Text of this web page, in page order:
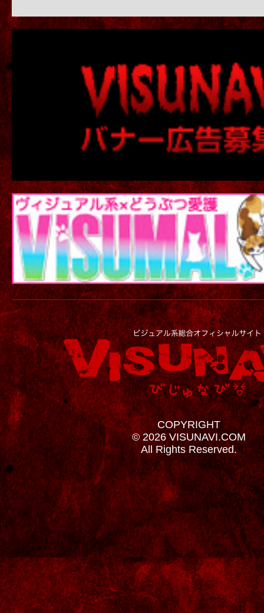
COPYRIGHT
© 2026 VISUNAVI.COM
All Rights Reserved.